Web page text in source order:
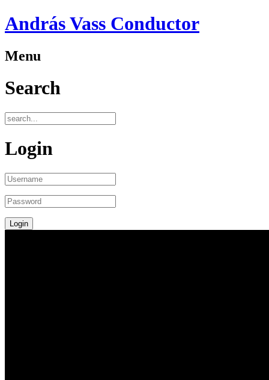
András Vass Conductor
Menu
Search
Login